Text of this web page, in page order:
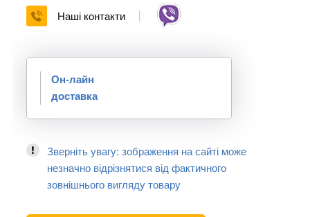
Наші контакти
Он-лайн
доставка
Зверніть увагу: зображення на сайті може
незначно відрізнятися від фактичного
зовнішнього вигляду товару